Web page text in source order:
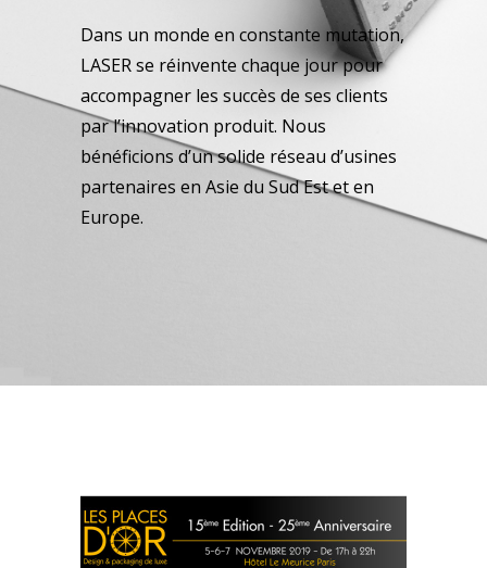
Dans un monde en constante mutation,
LASER se réinvente chaque jour pour
accompagner les succès de ses clients
par l’innovation produit. Nous
bénéficions d’un solide réseau d’usines
partenaires en Asie du Sud Est et en
Europe.